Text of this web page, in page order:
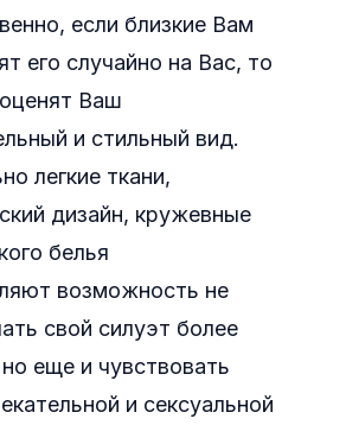
если близкие Вам
его случайно на Вас, то
Ваш
и стильный вид.
легкие ткани,
дизайн, кружевные
белья
возможность не
свой силуэт более
еще и чувствовать
и сексуальной